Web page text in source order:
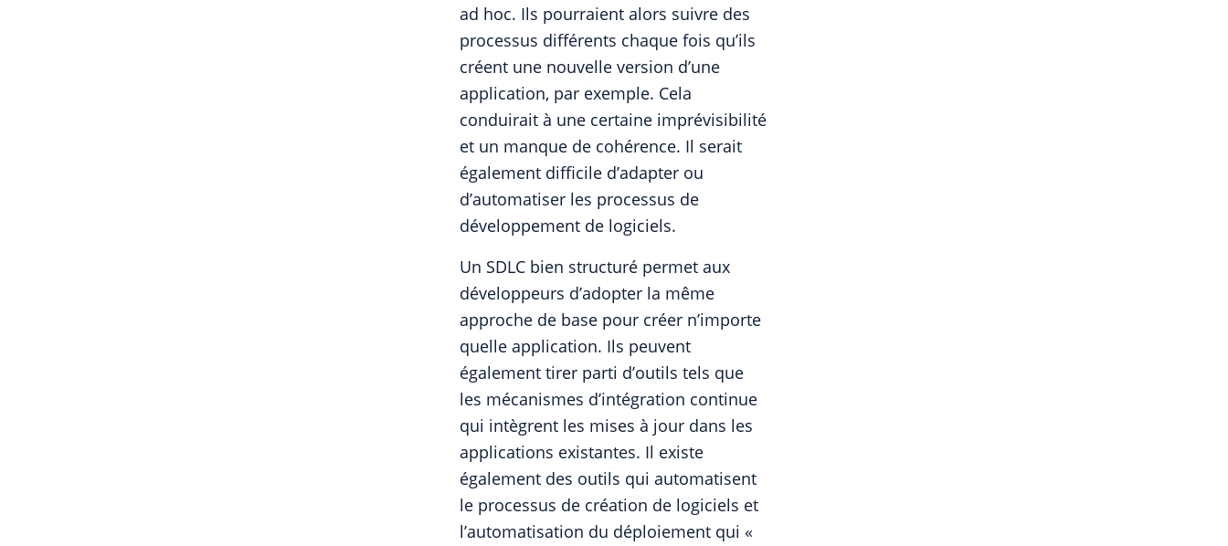
ad hoc. Ils pourraient alors suivre des
processus différents chaque fois qu’ils
créent une nouvelle version d’une
application, par exemple. Cela
conduirait à une certaine imprévisibilité
et un manque de cohérence. Il serait
également difficile d’adapter ou
d’automatiser les processus de
développement de logiciels.
Un SDLC bien structuré permet aux
développeurs d’adopter la même
approche de base pour créer n’importe
quelle application. Ils peuvent
également tirer parti d’outils tels que
les mécanismes d’intégration continue
qui intègrent les mises à jour dans les
applications existantes. Il existe
également des outils qui automatisent
le processus de création de logiciels et
l’automatisation du déploiement qui «